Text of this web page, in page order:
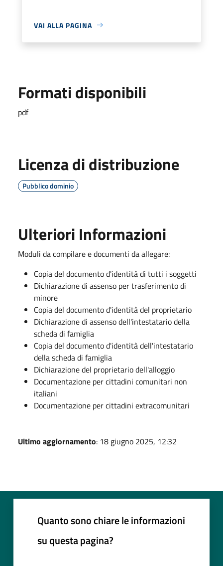
VAI ALLA PAGINA
Formati disponibili
pdf
Licenza di distribuzione
Pubblico dominio
Ulteriori Informazioni
Moduli da compilare e documenti da allegare:
Copia del documento d'identità di tutti i soggetti
Dichiarazione di assenso per trasferimento di
minore
Copia del documento d'identità del proprietario
Dichiarazione di assenso dell'intestatario della
scheda di famiglia
Copia del documento d'identità dell'intestatario
della scheda di famiglia
Dichiarazione del proprietario dell'alloggio
Documentazione per cittadini comunitari non
italiani
Documentazione per cittadini extracomunitari
Ultimo aggiornamento: 18 giugno 2025, 12:32
Quanto sono chiare le informazioni
su questa pagina?